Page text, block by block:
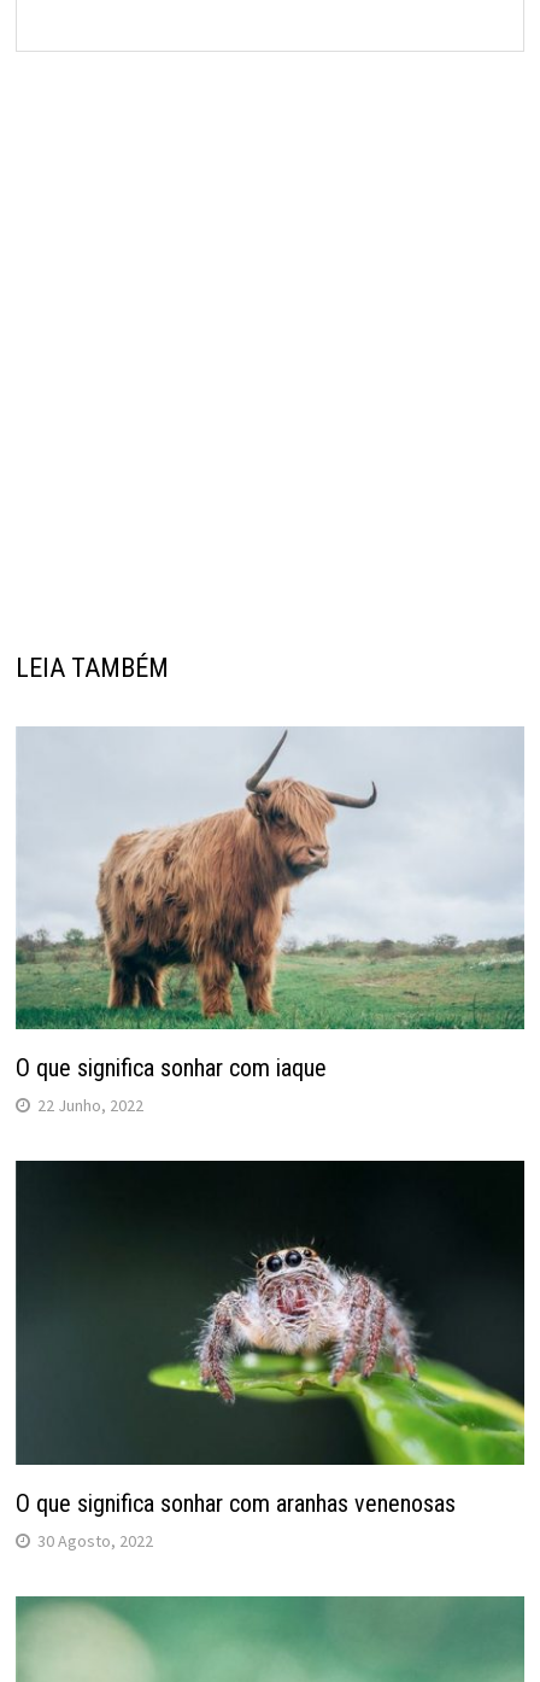
LEIA TAMBÉM
O que significa sonhar com iaque
22 Junho, 2022
O que significa sonhar com aranhas venenosas
30 Agosto, 2022